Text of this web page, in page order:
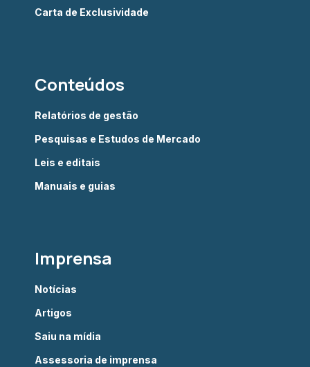
Carta de Exclusividade
Conteúdos
Relatórios de gestão
Pesquisas e Estudos de Mercado
Leis e editais
Manuais e guias
Imprensa
Notícias
Artigos
Saiu na mídia
Assessoria de imprensa